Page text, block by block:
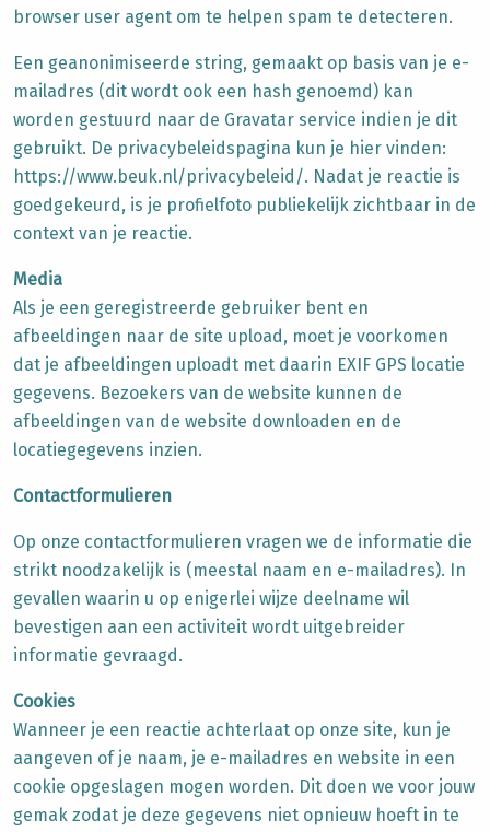
browser user agent om te helpen spam te detecteren.
Een geanonimiseerde string, gemaakt op basis van je e-
mailadres (dit wordt ook een hash genoemd) kan
worden gestuurd naar de Gravatar service indien je dit
gebruikt. De privacybeleidspagina kun je hier vinden:
https://www.beuk.nl/privacybeleid/. Nadat je reactie is
goedgekeurd, is je profielfoto publiekelijk zichtbaar in de
context van je reactie.
Media
Als je een geregistreerde gebruiker bent en
afbeeldingen naar de site upload, moet je voorkomen
dat je afbeeldingen uploadt met daarin EXIF GPS locatie
gegevens. Bezoekers van de website kunnen de
afbeeldingen van de website downloaden en de
locatiegegevens inzien.
Contactformulieren
Op onze contactformulieren vragen we de informatie die
strikt noodzakelijk is (meestal naam en e-mailadres). In
gevallen waarin u op enigerlei wijze deelname wil
bevestigen aan een activiteit wordt uitgebreider
informatie gevraagd.
Cookies
Wanneer je een reactie achterlaat op onze site, kun je
aangeven of je naam, je e-mailadres en website in een
cookie opgeslagen mogen worden. Dit doen we voor jouw
gemak zodat je deze gegevens niet opnieuw hoeft in te